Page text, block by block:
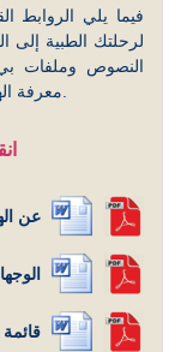
فيما يلي الروابط
لرحلتك الطبية إلى
النصوص وملفات
معرفة الهند أكثر وتجعل رحلتك إلى الهند سهلة وتنسى.
عن
قائمة